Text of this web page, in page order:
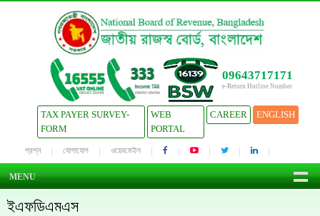
09643717171
e-Return Hotline Number
TAX PAYER SURVEY-
FORM
WEB
PORTAL
CAREER ENGLISH
প্রশ্ন যোগাযোগ ওয়েবমেইল
MENU
ইএফডিএমএস